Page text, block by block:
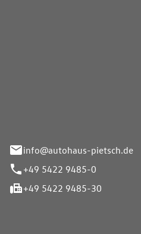
info@autohaus-pietsch.de
+49 5422 9485-0
+49 5422 9485-30